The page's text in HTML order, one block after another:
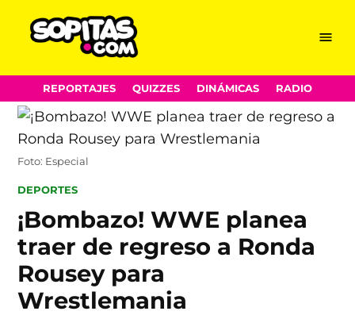
Skip
to
content
Menu
REPORTAJES QUIZZES DINÁMICAS RADIO
Foto: Especial
POSTED
DEPORTES
¡Bombazo! WWE planea
traer de regreso a Ronda
Rousey para
Wrestlemania